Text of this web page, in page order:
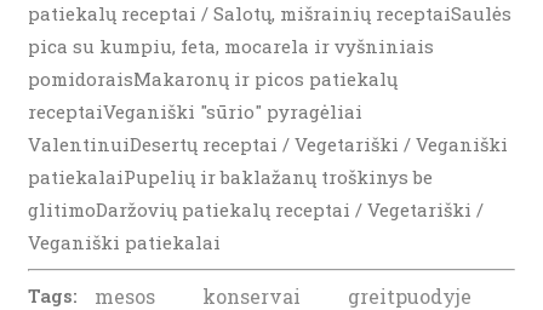
patiekalų receptai / Salotų, mišrainių receptaiSaulės
pica su kumpiu, feta, mocarela ir vyšniniais
pomidoraisMakaronų ir picos patiekalų
receptaiVeganiški "sūrio" pyragėliai
ValentinuiDesertų receptai / Vegetariški / Veganiški
patiekalaiPupelių ir baklažanų troškinys be
glitimoDaržovių patiekalų receptai / Vegetariški /
Veganiški patiekalai
Tags: mesos konservai greitpuodyje